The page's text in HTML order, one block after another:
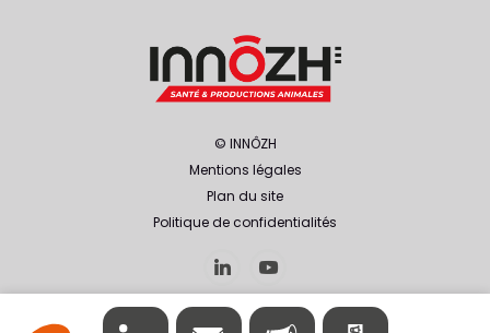
© INNÔZH
Mentions légales
Plan du site
Politique de confidentialités
Ce site est protégé par reCAPTCHA et lesrègles de
confidentialité
conditions d'utilisation
de